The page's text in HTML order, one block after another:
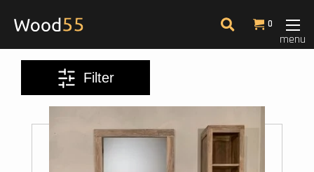
0
menu
Filter
Kleur
Afmeting
Filter